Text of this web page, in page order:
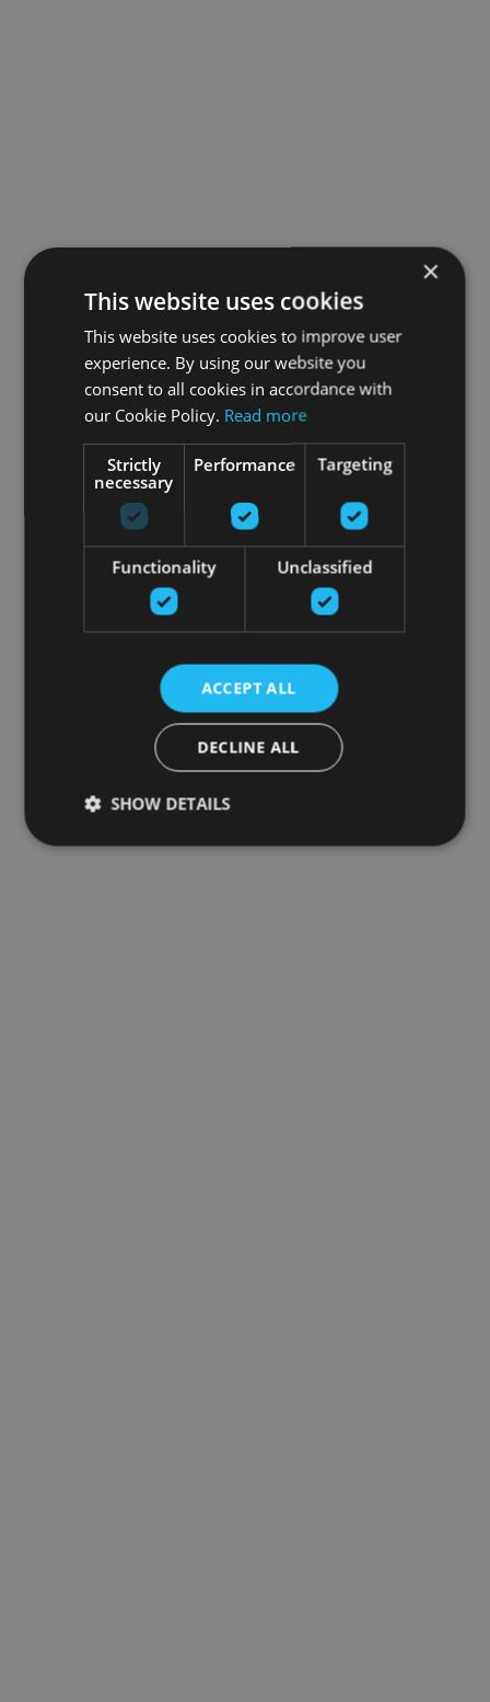
×
This website uses cookies
This website uses cookies to improve user
experience. By using our website you
consent to all cookies in accordance with
our Cookie Policy. Read more
Strictly
necessary
Performance Targeting
Functionality Unclassified
ACCEPT ALL
DECLINE ALL
SHOW DETAILS